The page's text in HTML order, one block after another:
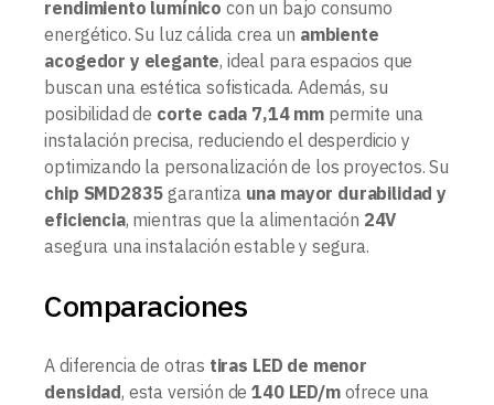
rendimiento lumínico con un bajo consumo
energético. Su luz cálida crea un ambiente
acogedor y elegante, ideal para espacios que
buscan una estética sofisticada. Además, su
posibilidad de corte cada 7,14 mm permite una
instalación precisa, reduciendo el desperdicio y
optimizando la personalización de los proyectos. Su
chip SMD2835 garantiza una mayor durabilidad y
eficiencia, mientras que la alimentación 24V
asegura una instalación estable y segura.
Comparaciones
A diferencia de otras tiras LED de menor
densidad, esta versión de140 LED/mofrece una